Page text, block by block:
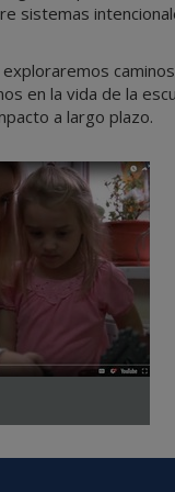
sistemas
en la vida de la
a largo plazo.